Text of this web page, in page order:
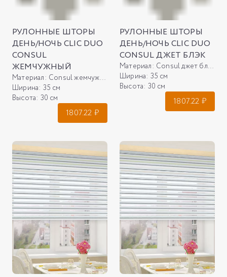
РУЛОННЫЕ ШТОРЫ
ДЕНЬ/НОЧЬ CLIC DUO
CONSUL
ЖЕМЧУЖНЫЙ
Материал: Consul жемчужный
Ширина: 35 см
Высота: 30 см
1807.22 ₽
РУЛОННЫЕ ШТОРЫ
ДЕНЬ/НОЧЬ CLIC DUO
CONSUL ДЖЕТ БЛЭК
Материал: Consul джет блэк
Ширина: 35 см
Высота: 30 см
1807.22 ₽